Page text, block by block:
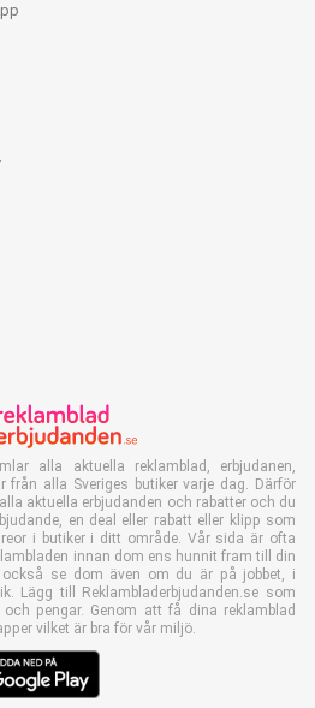
alla aktuella reklamblad, erbjudanen,
från alla Sveriges butiker varje dag. Därför
aktuella erbjudanden och rabatter och du
en deal eller rabatt eller klipp som
i butiker i ditt område. Vår sida är ofta
innan dom ens hunnit fram till din
se dom även om du är på jobbet, i
Lägg till Reklambladerbjudanden.se som
pengar. Genom att få dina reklamblad
vilket är bra för vår miljö.